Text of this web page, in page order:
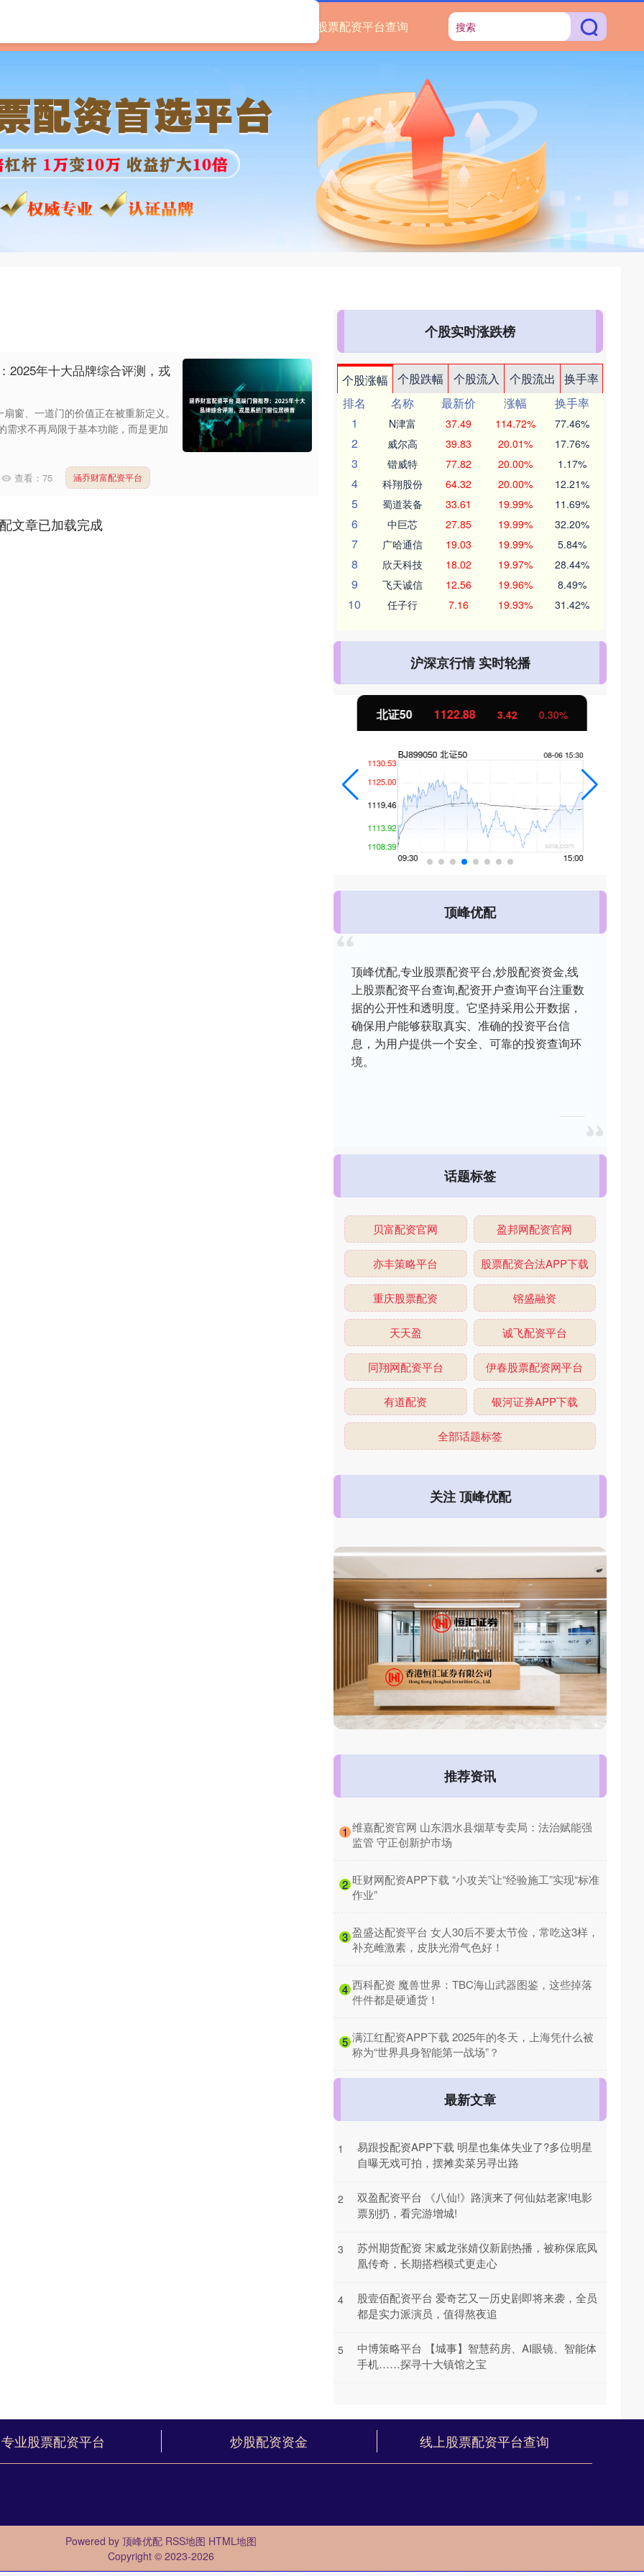
线上股票配资平台查询
2025年十大品牌综合评测，戎
窗、一道门的价值正在被重新定义。
需求不再局限于基本功能，而是更加
查看： 75 涵乔财富配资平台
文章已加载完成
个股实时涨跌榜
个股涨幅 个股跌幅 个股流入 个股流出
换手率
排名
名称 最新价 涨幅
换手率
1
N津富 37.49 114.72% 77.46%
2 威尔高 39.83 20.01% 17.76%
3 锴威特 77.82 20.00% 1.17%
4 科翔股份 64.32 20.00% 12.21%
5 蜀道装备 33.61 19.99% 11.69%
6 中巨芯 27.85 19.99% 32.20%
7 广哈通信 19.03 19.99% 5.84%
8 欣天科技 18.02 19.97% 28.44%
9 飞天诚信 12.56 19.96% 8.49%
10 任子行 7.16 19.93% 31.42%
沪深京行情 实时轮播
北证50 1122.88 3.42 0.30%
顶峰优配
顶峰优配,专业股票配资平台,炒股配资资金,线
上股票配资平台查询,配资开户查询平台注重数
据的公开性和透明度。它坚持采用公开数据，
确保用户能够获取真实、准确的投资平台信
息，为用户提供一个安全、可靠的投资查询环
境。
话题标签
贝富配资官网 盈邦网配资官网
亦丰策略平台 股票配资合法APP下载
重庆股票配资 镕盛融资
天天盈 诚飞配资平台
同翔网配资平台 伊春股票配资网平台
有道配资 银河证券APP下载
全部话题标签
关注 顶峰优配
推荐资讯
1 ​维嘉配资官网 山东泗水县烟草专卖局：法治赋能强
监管 守正创新护市场
2 ​旺财网配资APP下载 “小攻关”让“经验施工”实现“标准
作业”
3 ​盈盛达配资平台 女人30后不要太节俭，常吃这3样，
补充雌激素，皮肤光滑气色好！
4 ​西科配资 魔兽世界：TBC海山武器图鉴，这些掉落
件件都是硬通货！
5 ​满江红配资APP下载 2025年的冬天，上海凭什么被
称为“世界具身智能第一战场”？
最新文章
1
易跟投配资APP下载 明星也集体失业了?多位明星
自曝无戏可拍，摆摊卖菜另寻出路
2
双盈配资平台 《八仙!》路演来了何仙姑老家!电影
票别扔，看完游增城!
3
苏州期货配资 宋威龙张婧仪新剧热播，被称保底凤
凰传奇，长期搭档模式更走心
4
股壹佰配资平台 爱奇艺又一历史剧即将来袭，全员
都是实力派演员，值得熬夜追
5
中博策略平台 【城事】智慧药房、AI眼镜、智能体
手机……探寻十大镇馆之宝
专业股票配资平台 炒股配资资金 线上股票配资平台查询
Powered by 顶峰优配 RSS地图 HTML地图
Copyright © 2023-2026